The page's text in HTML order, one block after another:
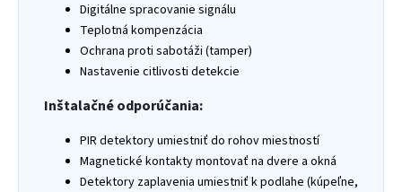
Digitálne spracovanie signálu
Teplotná kompenzácia
Ochrana proti sabotáži (tamper)
Nastavenie citlivosti detekcie
Inštalačné odporúčania:
PIR detektory umiestniť do rohov miestností
Magnetické kontakty montovať na dvere a okná
Detektory zaplavenia umiestniť k podlahe (kúpeľne,